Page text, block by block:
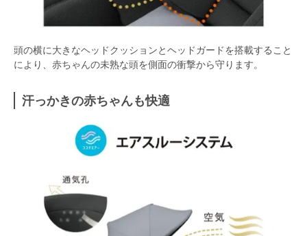
頭の横に大きなヘッドクッションとヘッドガードを搭載すること
により、赤ちゃんの未熟な頭を側面の衝撃から守ります。
汗っかきの赤ちゃんも快適